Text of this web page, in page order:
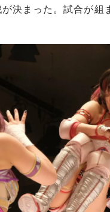
決まった。試合が組